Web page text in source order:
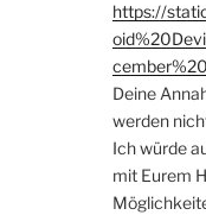
https://
Deine
werden
Ich würde
mit Eurem